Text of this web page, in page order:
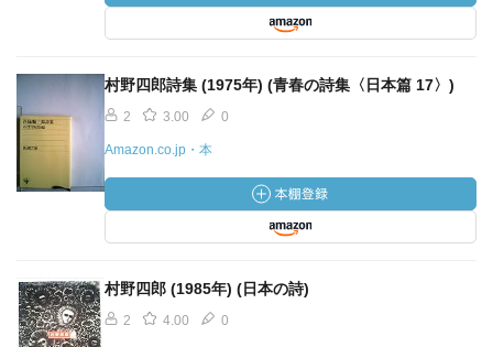
村野四郎詩集 (1975年) (青春の詩集〈日本篇 17〉)
2 3.00 0
Amazon.co.jp・本
村野四郎 (1985年) (日本の詩)
2 4.00 0